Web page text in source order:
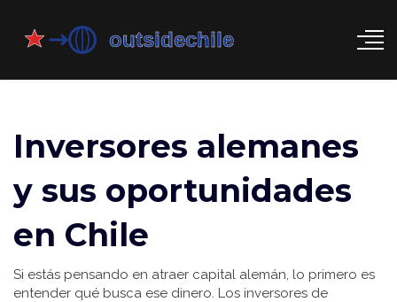
Inversores alemanes
y sus oportunidades
en Chile
Si estás pensando en atraer capital alemán, lo primero es
entender qué busca ese dinero. Los inversores de